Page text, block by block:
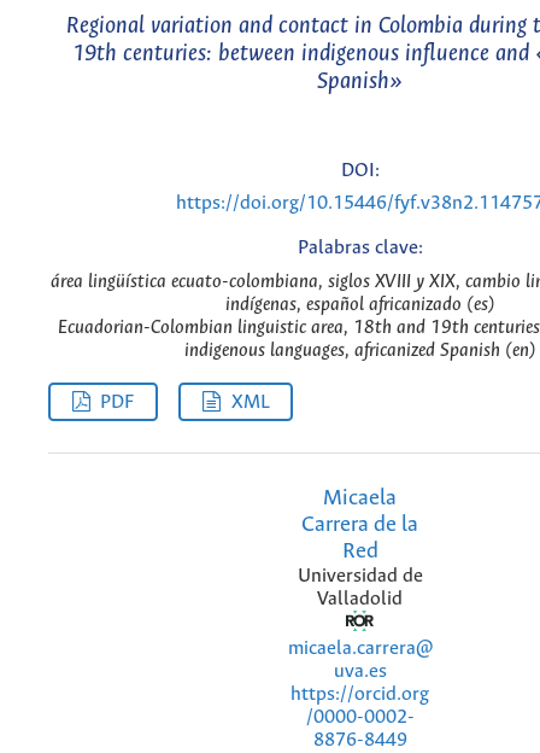
Regional variation and contact in Colombia during
19th centuries: between indigenous influence and
Spanish»
DOI:
https://doi.org/10.15446/
Palabras clave:
área lingüística ecuato-colombiana, siglos XVIII y XIX, cambio
indígenas, español africanizado (es)
Ecuadorian-Colombian linguistic area, 18th and 19th
indigenous languages, africanized Spanish (en)
PDF XML
Micaela
Carrera de la
Red
Universidad de
Valladolid
micaela.carrera@
uva.es
https://orcid.org
/0000-0002-
8876-8449